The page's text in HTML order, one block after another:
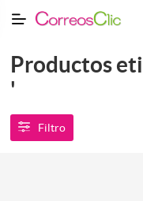
Productos
'
Filtro